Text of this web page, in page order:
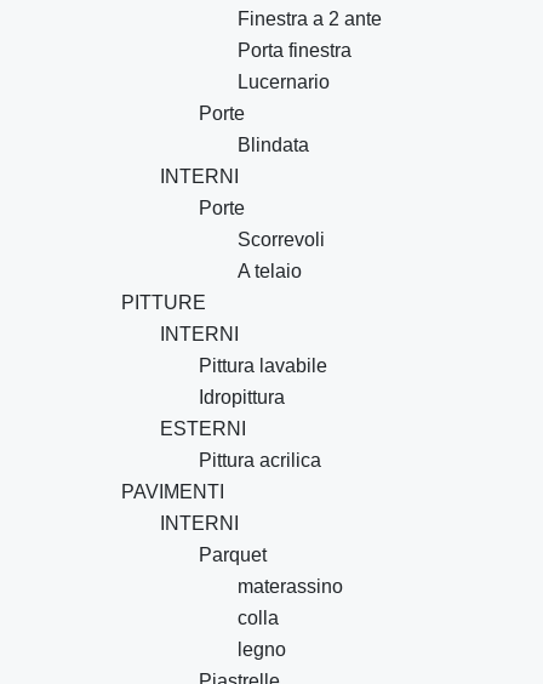
Finestra a 2 ante
Porta finestra
Lucernario
Porte
Blindata
INTERNI
Porte
Scorrevoli
A telaio
PITTURE
INTERNI
Pittura lavabile
Idropittura
ESTERNI
Pittura acrilica
PAVIMENTI
INTERNI
Parquet
materassino
colla
legno